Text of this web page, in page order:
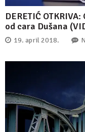
DERETIĆ
od cara Dušana
19. april 2018.